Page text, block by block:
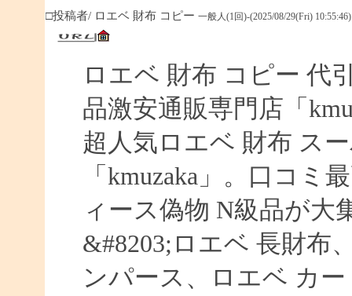
□投稿者/ ロエベ 財布 コピー 一般人(1回)-(2025/08/29(Fri) 10:55:46)
ロエベ 財布 コピー 代
品激安通販専門店「
超人気ロエベ 財布 ス
「kmuzaka」。口コミ
ィース偽物 N級品が大
&#8203;ロエベ 長財布
ンパース、ロエベ カ